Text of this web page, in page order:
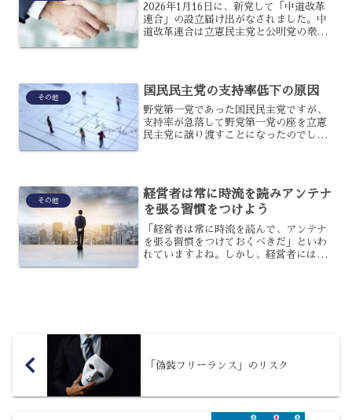
2026年1月16日に、新党して「中道改革
連合」の設立届け出がなされました。中
道改革連合は立憲民主党と公明党の衆議
合とはどのような政...
その他 国民民主党の支持率低下の原因
野党第一党であった国民民主党ですが、
支持率が急落して野党第一党の座を立憲
民主党に譲り渡すことになったのでし
民主党の支持率は低下し...
その他
経営者は常に時流を読みアンテナ
を張る習慣をつけよう
「経営者は常に時流を読んで、アンテナ
を張る習慣をつけておくべきだ」といわ
れていますよね。しかし、経営者にはな
「偽装フリーランス」のリスク